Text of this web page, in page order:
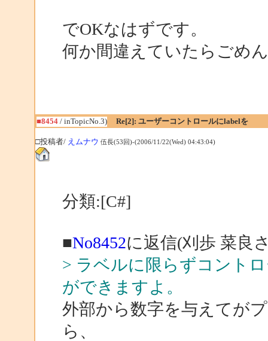
でOKなはずです。
何か間違えていたらごめ
■8454/ inTopicNo.3) Re[2]: ユーザーコントロールにlabelを
□投稿者/ えムナウ 伍長(53回)-(2006/11/22(Wed) 04:43:04)
分類:[C#]
■No8452に返信(刈歩 菜良
> ラベルに限らずコント
ができますよ。
外部から数字を与えてが
ら、